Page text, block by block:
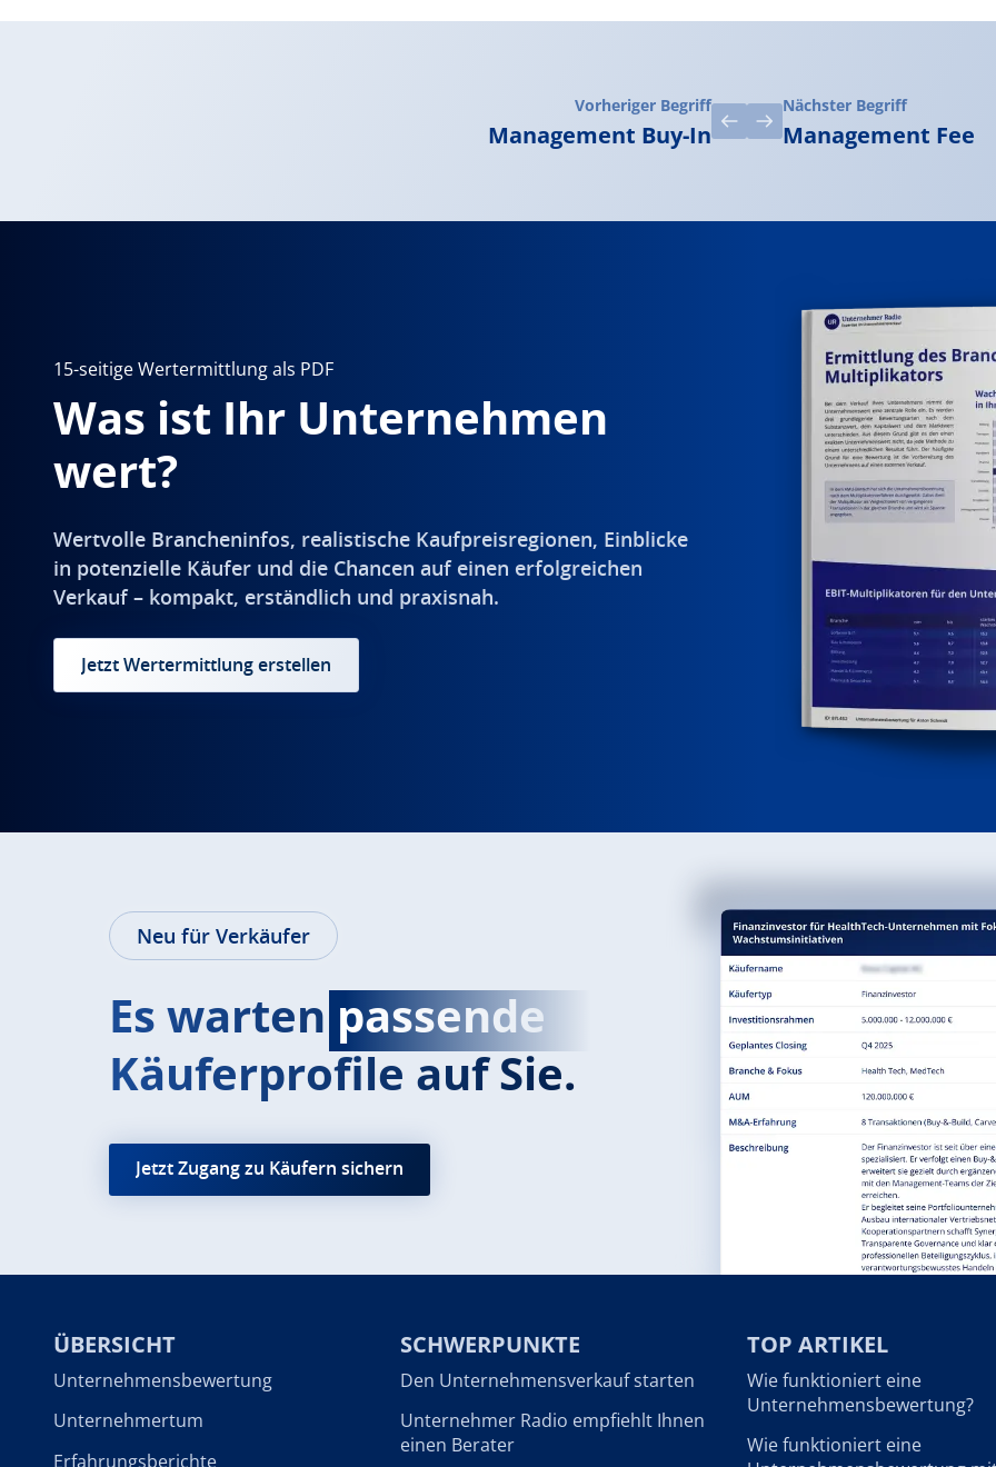
Vorheriger Begriff
Management Buy-In
Nächster Begriff
Management Fee
15-seitige Wertermittlung als PDF
Was ist Ihr Unternehmen
wert?
Wertvolle Brancheninfos, realistische Kaufpreisregionen, Einblicke
in potenzielle Käufer und die Chancen auf einen erfolgreichen
Verkauf – kompakt, erständlich und praxisnah.
Jetzt Wertermittlung erstellen
Neu für Verkäufer
Es warten passende
Käuferprofile auf Sie.
Jetzt Zugang zu Käufern sichern
ÜBERSICHT
Unternehmensbewertung
Unternehmertum
Erfahrungsberichte
SCHWERPUNKTE
Den Unternehmensverkauf starten
Unternehmer Radio empfiehlt Ihnen
einen Berater
TOP ARTIKEL
Wie funktioniert eine
Unternehmensbewertung?
Wie funktioniert eine